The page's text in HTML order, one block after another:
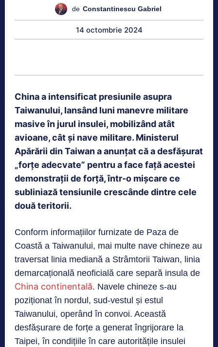
de Constantinescu Gabriel
14 octombrie 2024
China a intensificat presiunile asupra
Taiwanului, lansând luni manevre militare
masive în jurul insulei, mobilizând atât
avioane, cât și nave militare. Ministerul
Apărării din Taiwan a anunțat că a desfășurat
„forțe adecvate” pentru a face față acestei
demonstrații de forță, într-o mișcare ce
subliniază tensiunile crescânde dintre cele
două teritorii.
Conform informațiilor furnizate de Paza de
Coastă a Taiwanului, mai multe nave chineze au
traversat linia mediană a Strâmtorii Taiwan, linia
demarcațională neoficială care separă insula de
China continentală. Navele chineze s-au
poziționat în nordul, sud-vestul și estul
Taiwanului, operând în convoi. Această
desfășurare de forțe a generat îngrijorare la
Taipei, în condițiile în care autoritățile insulei